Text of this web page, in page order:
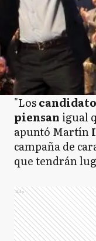
"Los
piensan igual
apuntó Martín
campaña de
que tendrán
Ads